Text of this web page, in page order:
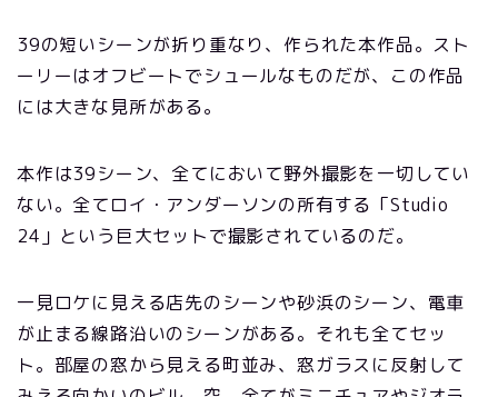
39の短いシーンが折り重なり、作られた本作品。スト
ーリーはオフビートでシュールなものだが、この作品
には大きな見所がある。
本作は39シーン、全てにおいて野外撮影を一切してい
ない。全てロイ・アンダーソンの所有する「Studio
24」という巨大セットで撮影されているのだ。
一見ロケに見える店先のシーンや砂浜のシーン、電車
が止まる線路沿いのシーンがある。それも全てセッ
ト。部屋の窓から見える町並み、窓ガラスに反射して